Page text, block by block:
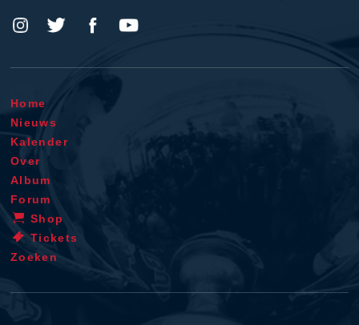
Home
Nieuws
Kalender
Over
Album
Forum
Shop
Tickets
Zoeken